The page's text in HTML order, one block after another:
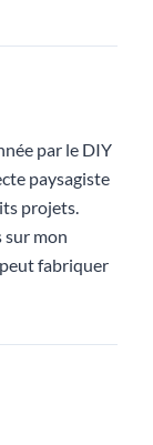
par le DIY
paysagiste
projets.
sur mon
fabriquer